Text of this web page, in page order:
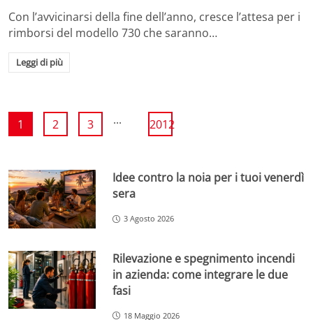
Con l’avvicinarsi della fine dell’anno, cresce l’attesa per i
rimborsi del modello 730 che saranno…
Leggi di più
1 2 3 ... 2012
Idee contro la noia per i tuoi venerdì
sera
3 Agosto 2026
Rilevazione e spegnimento incendi
in azienda: come integrare le due
fasi
18 Maggio 2026